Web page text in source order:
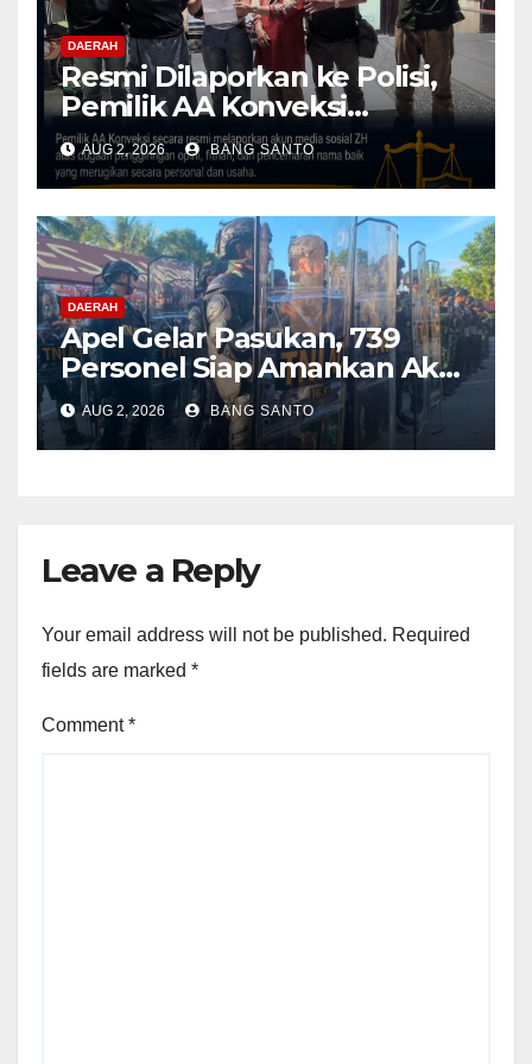
DAERAH
Resmi Dilaporkan ke Polisi,
Pemilik AA Konveksi
Didampingi Tim Advokat
Lentera Netizen Indonesia (L-
NET-ID)
AUG 2, 2026 BANG SANTO
DAERAH
Apel Gelar Pasukan, 739
Personel Siap Amankan Aksi
Damai KNPB di Kantor MRP
Papua Tengah
AUG 2, 2026 BANG SANTO
Leave a Reply
Your email address will not be published. Required
fields are marked *
Comment*